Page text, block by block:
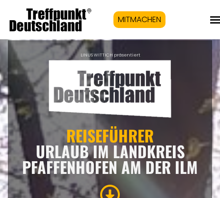
MITMACHEN
LINUS WITTICH präsentiert
REISEFÜHRER
URLAUB IM LANDKREIS
PFAFFENHOFEN AM DER ILM